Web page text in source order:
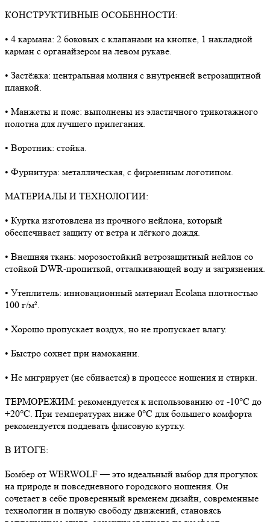
КОНСТРУКТИВНЫЕ ОСОБЕННОСТИ:
• 4 кармана: 2 боковых с клапанами на кнопке, 1 накладной
карман с органайзером на левом рукаве.
• Застёжка: центральная молния с внутренней ветрозащитной
планкой.
• Манжеты и пояс: выполнены из эластичного трикотажного
полотна для лучшего прилегания.
• Воротник: стойка.
• Фурнитура: металлическая, с фирменным логотипом.
МАТЕРИАЛЫ И ТЕХНОЛОГИИ:
• Куртка изготовлена из прочного нейлона, который
обеспечивает защиту от ветра и лёгкого дождя.
• Внешняя ткань: морозостойкий ветрозащитный нейлон со
стойкой DWR-пропиткой, отталкивающей воду и загрязнения.
• Утеплитель: инновационный материал Ecolana плотностью
100 г/м².
• Хорошо пропускает воздух, но не пропускает влагу.
• Быстро сохнет при намокании.
• Не мигрирует (не сбивается) в процессе ношения и стирки.
ТЕРМОРЕЖИМ: рекомендуется к использованию от -10°C до
+20°C. При температурах ниже 0°C для большего комфорта
рекомендуется поддевать флисовую куртку.
В ИТОГЕ:
Бомбер от WERWOLF — это идеальный выбор для прогулок
на природе и повседневного городского ношения. Он
сочетает в себе проверенный временем дизайн, современные
технологии и полную свободу движений, становясь